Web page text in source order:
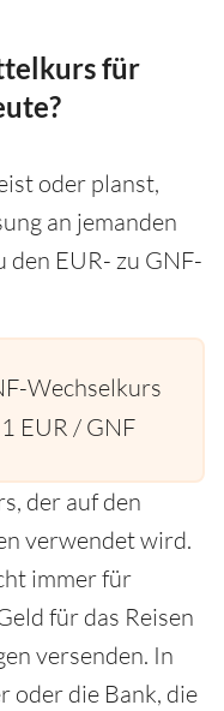
für
oder planst,
an jemanden
EUR- zu GNF-
Wechselkurs
EUR / GNF
der auf den
verwendet wird.
immer für
für das Reisen
versenden. In
oder die Bank, die